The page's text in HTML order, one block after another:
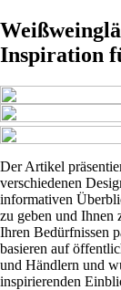
Inspiration
Der Artikel
verschiedenen
informativen
zu geben und Ihnen
Ihren Bedürfnissen
basieren auf
und Händlern und
inspirierenden